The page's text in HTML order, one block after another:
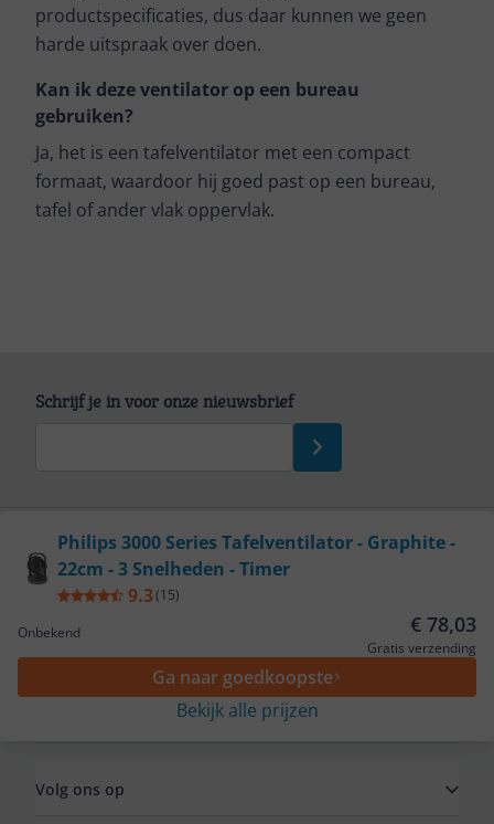
productspecificaties, dus daar kunnen we geen
harde uitspraak over doen.
Kan ik deze ventilator op een bureau
gebruiken?
Ja, het is een tafelventilator met een compact
formaat, waardoor hij goed past op een bureau,
tafel of ander vlak oppervlak.
Philips 3000 Series Tafelventilator - Graphite -
22cm - 3 Snelheden - Timer
9.3(15)
Onbekend
€ 78,03
Gratis verzending
Ga naar goedkoopste
Bekijk alle prijzen
Schrijf je in voor onze nieuwsbrief
Service
Algemeen
Volg ons op